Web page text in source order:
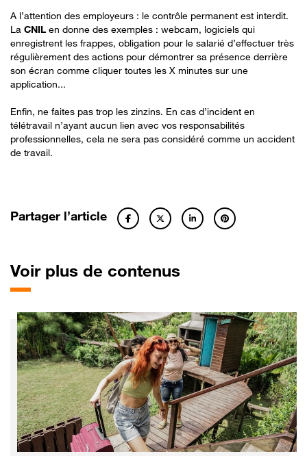
A l’attention des employeurs : le contrôle permanent est interdit.
La CNIL en donne des exemples : webcam, logiciels qui
enregistrent les frappes, obligation pour le salarié d’effectuer très
régulièrement des actions pour démontrer sa présence derrière
son écran comme cliquer toutes les X minutes sur une
application...
Enfin, ne faites pas trop les zinzins. En cas d’incident en
télétravail n’ayant aucun lien avec vos responsabilités
professionnelles, cela ne sera pas considéré comme un accident
de travail.
Partager l’article
Voir plus de contenus